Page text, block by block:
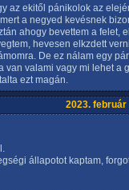
az ekitől pánikolok az
a negyed kevésnek
ahogy bevettem a felet,
hevesen elkzdett
De ez nálam egy
van valami vagy mi lehet a
ezt magán.
2023. február
állapotot kaptam,